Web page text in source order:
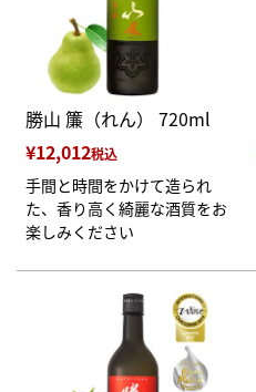
勝山 簾（れん） 720ml
¥12,012税込
手間と時間をかけて造られ
た、香り高く綺麗な酒質をお
楽しみください